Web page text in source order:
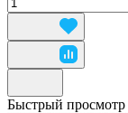
Быстрый просмотр